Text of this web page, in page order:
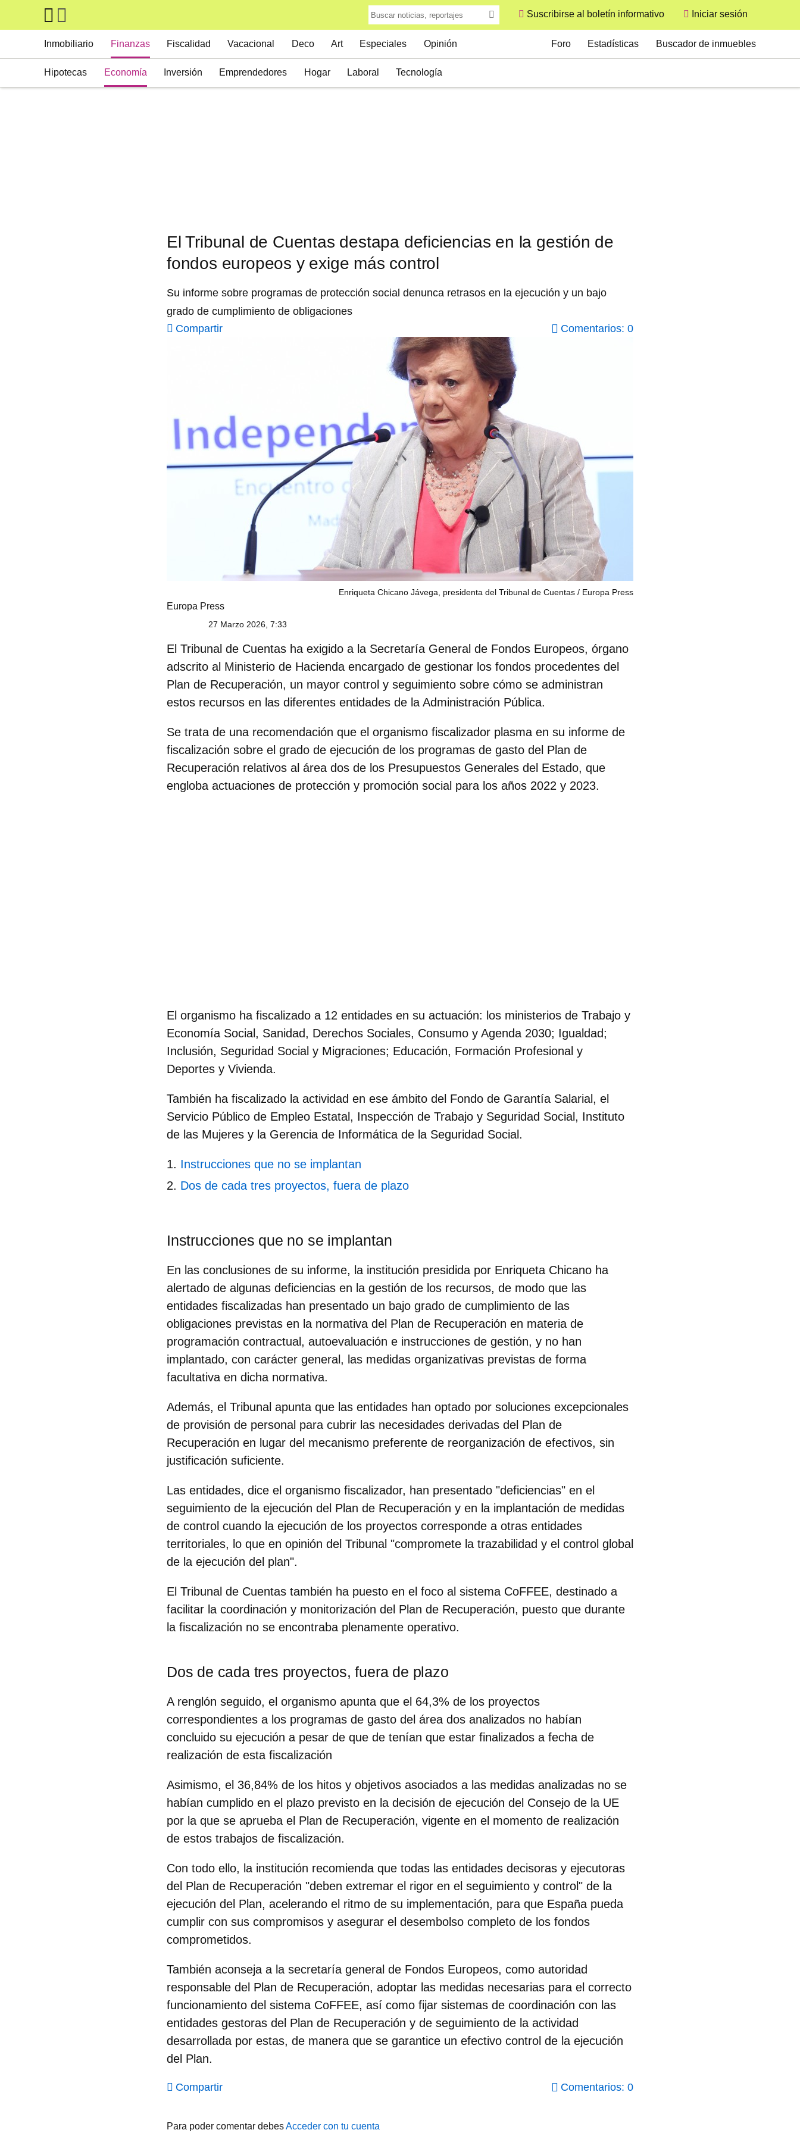
Skip to main content
Suscribirse al boletín informativo
User
Iniciar sesión
Inmobiliario Finanzas
Hipotecas Economía Inversión Emprendedores Hogar Laboral Tecnología
Fiscalidad Vacacional Deco Art Especiales Opinión Foro Estadísticas Buscador de inmuebles
El Tribunal de Cuentas destapa deficiencias en la gestión de
fondos europeos y exige más control
Su informe sobre programas de protección social denunca retrasos en la ejecución y un bajo
grado de cumplimiento de obligaciones
Compartir
Comentarios: 0
Enriqueta Chicano Jávega, presidenta del Tribunal de Cuentas Europa Press
Europa Press
27 Marzo 2026, 7:33
El Tribunal de Cuentas ha exigido a la Secretaría General de Fondos Europeos, órgano
adscrito al Ministerio de Hacienda encargado de gestionar los fondos procedentes del
Plan de Recuperación, un mayor control y seguimiento sobre cómo se administran
estos recursos en las diferentes entidades de la Administración Pública.
Se trata de una recomendación que el organismo fiscalizador plasma en su informe de
fiscalización sobre el grado de ejecución de los programas de gasto del Plan de
Recuperación relativos al área dos de los Presupuestos Generales del Estado, que
engloba actuaciones de protección y promoción social para los años 2022 y 2023.
El organismo ha fiscalizado a 12 entidades en su actuación: los ministerios de Trabajo y
Economía Social, Sanidad, Derechos Sociales, Consumo y Agenda 2030; Igualdad;
Inclusión, Seguridad Social y Migraciones; Educación, Formación Profesional y
Deportes y Vivienda.
También ha fiscalizado la actividad en ese ámbito del Fondo de Garantía Salarial, el
Servicio Público de Empleo Estatal, Inspección de Trabajo y Seguridad Social, Instituto
de las Mujeres y la Gerencia de Informática de la Seguridad Social.
Instrucciones que no se implantan
Dos de cada tres proyectos, fuera de plazo
Instrucciones que no se implantan
En las conclusiones de su informe, la institución presidida por Enriqueta Chicano ha
alertado de algunas deficiencias en la gestión de los recursos, de modo que las
entidades fiscalizadas han presentado un bajo grado de cumplimiento de las
obligaciones previstas en la normativa del Plan de Recuperación en materia de
programación contractual, autoevaluación e instrucciones de gestión, y no han
implantado, con carácter general, las medidas organizativas previstas de forma
facultativa en dicha normativa.
Además, el Tribunal apunta que las entidades han optado por soluciones excepcionales
de provisión de personal para cubrir las necesidades derivadas del Plan de
Recuperación en lugar del mecanismo preferente de reorganización de efectivos, sin
justificación suficiente.
Las entidades, dice el organismo fiscalizador, han presentado "deficiencias" en el
seguimiento de la ejecución del Plan de Recuperación y en la implantación de medidas
de control cuando la ejecución de los proyectos corresponde a otras entidades
territoriales, lo que en opinión del Tribunal "compromete la trazabilidad y el control global
de la ejecución del plan".
El Tribunal de Cuentas también ha puesto en el foco al sistema CoFFEE, destinado a
facilitar la coordinación y monitorización del Plan de Recuperación, puesto que durante
la fiscalización no se encontraba plenamente operativo.
Dos de cada tres proyectos, fuera de plazo
A renglón seguido, el organismo apunta que el 64,3% de los proyectos
correspondientes a los programas de gasto del área dos analizados no habían
concluido su ejecución a pesar de que de tenían que estar finalizados a fecha de
realización de esta fiscalización
Asimismo, el 36,84% de los hitos y objetivos asociados a las medidas analizadas no se
habían cumplido en el plazo previsto en la decisión de ejecución del Consejo de la UE
por la que se aprueba el Plan de Recuperación, vigente en el momento de realización
de estos trabajos de fiscalización.
Con todo ello, la institución recomienda que todas las entidades decisoras y ejecutoras
del Plan de Recuperación "deben extremar el rigor en el seguimiento y control" de la
ejecución del Plan, acelerando el ritmo de su implementación, para que España pueda
cumplir con sus compromisos y asegurar el desembolso completo de los fondos
comprometidos.
También aconseja a la secretaría general de Fondos Europeos, como autoridad
responsable del Plan de Recuperación, adoptar las medidas necesarias para el correcto
funcionamiento del sistema CoFFEE, así como fijar sistemas de coordinación con las
entidades gestoras del Plan de Recuperación y de seguimiento de la actividad
desarrollada por estas, de manera que se garantice un efectivo control de la ejecución
del Plan.
Compartir Comentarios: 0
Para poder comentar debesAcceder con tu cuenta